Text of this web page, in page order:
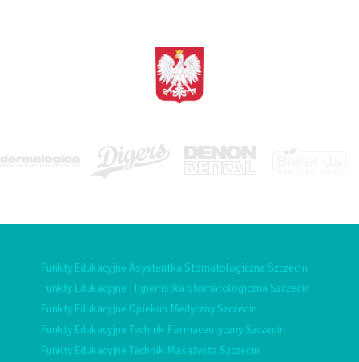
Punkty Edukacyjne Asystentka Stomatologiczna Szczecin
Punkty Edukacyjne Higienistka Stomatologiczna Szczecin
Punkty Edukacyjne Opiekun Medyczny Szczecin
Punkty Edukacyjne Technik Farmaceutyczny Szczecin
Punkty Edukacyjne Technik Masażysta Szczecin